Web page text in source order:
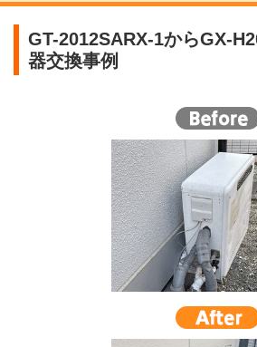
GT-2012SARX-1からGX-
器交換事例